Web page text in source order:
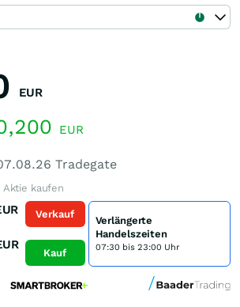
EUR
EUR
Tradegate
Aktie kaufen
Verkauf
Kauf
Verlängerte
Handelszeiten
07:30 bis 23:00 Uhr